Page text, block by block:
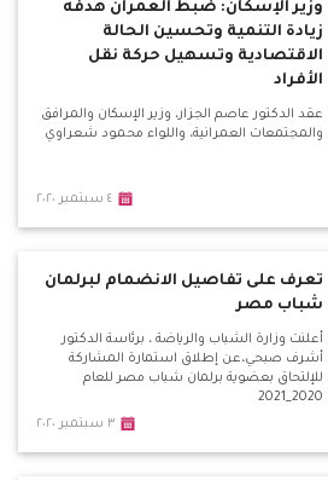
وزير الإسكان: ضبط العمران هدفه
زيادة التنمية وتحسين الحالة
الاقتصادية وتسهيل حركة نقل
الأفراد
عقد الدكتور عاصم الجزار، وزير الإسكان والمرافق
والمجتمعات العمرانية، واللواء محمود شعراوي
٤ سبتمبر ٢٠٢٠
تعرف على تفاصيل الانضمام لبرلمان
شباب مصر
أعلنت وزارة الشباب والرياضة ، برئاسة الدكتور
أشرف صبحي،عن إطلاق استمارة المشاركة
للإلتحاق بعضوية برلمان شباب مصر للعام
2020_2021
٣ سبتمبر ٢٠٢٠